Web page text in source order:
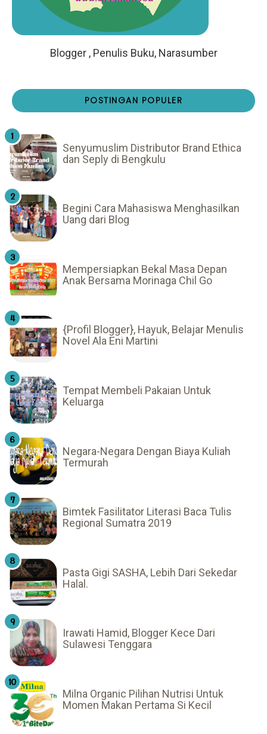
Blogger , Penulis Buku, Narasumber
POSTINGAN POPULER
Senyumuslim Distributor Brand Ethica
dan Seply di Bengkulu
Begini Cara Mahasiswa Menghasilkan
Uang dari Blog
Mempersiapkan Bekal Masa Depan
Anak Bersama Morinaga Chil Go
{Profil Blogger}, Hayuk, Belajar Menulis
Novel Ala Eni Martini
Tempat Membeli Pakaian Untuk
Keluarga
Negara-Negara Dengan Biaya Kuliah
Termurah
Bimtek Fasilitator Literasi Baca Tulis
Regional Sumatra 2019
Pasta Gigi SASHA, Lebih Dari Sekedar
Halal.
Irawati Hamid, Blogger Kece Dari
Sulawesi Tenggara
Milna Organic Pilihan Nutrisi Untuk
Momen Makan Pertama Si Kecil